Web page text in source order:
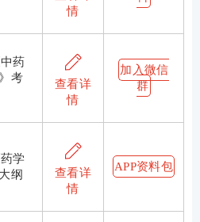
情
药
考
查看详
情
加入微信
群
学
纲
查看详
情
APP资料包